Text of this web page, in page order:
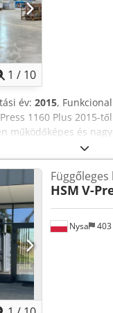
104 Dcjdpfx Ajw
(W): 4000
1 / 10
év: 2015,
1160 Plus 2015-
működőképes és
400 V / 50 Hz
1200 x 1100 x
A gép tömege: 2403
és
cím (irányítószám
a szállítási
jogi adatai alatt
és exportálunk, és
is tudunk
belüli
zárva
Nysa 403
HSM V-